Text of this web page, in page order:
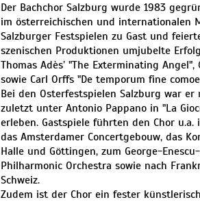
Der Bachchor Salzburg wurde 1983
im österreichischen und internationalen
Salzburger Festspielen zu Gast und
szenischen Produktionen umjubelte
Thomas Adès’ "The Exterminating
sowie Carl Orffs "De temporum fine
Bei den Osterfestspielen Salzburg war
zuletzt unter Antonio Pappano in "La
erleben. Gastspiele führten den Chor
das Amsterdamer Concertgebouw, das
Halle und Göttingen, zum George-
Philharmonic Orchestra sowie nach
Schweiz.
Zudem ist der Chor ein fester